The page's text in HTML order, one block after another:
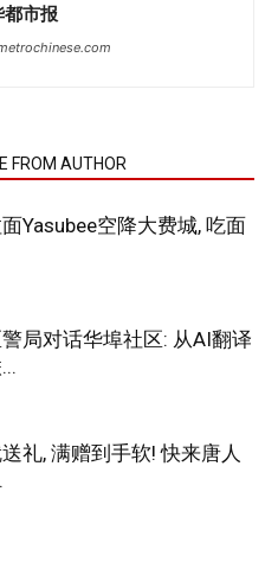
都市报
FROM AUTHOR
Yasubee空降大费城, 吃面
局对话华埠社区: 从AI翻译
礼, 满赠到手软! 快来唐人